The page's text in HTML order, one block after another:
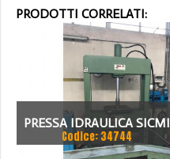
PRODOTTI CORRELATI:
PRESSA IDRAULICA SICMI
PISTONE FISSO 70 TON
Codice: 34744